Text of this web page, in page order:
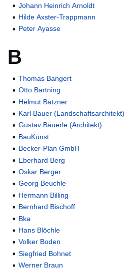
Johann Heinrich Arnoldt
Hilde Axster-Trappmann
Peter Ayasse
B
Thomas Bangert
Otto Bartning
Helmut Bätzner
Karl Bauer (Landschaftsarchitekt)
Gustav Bäuerle (Architekt)
BauKunst
Becker-Plan GmbH
Eberhard Berg
Oskar Berger
Georg Beuchle
Hermann Billing
Bernhard Bischoff
Bka
Hans Blöchle
Volker Boden
Siegfried Bohnet
Werner Braun